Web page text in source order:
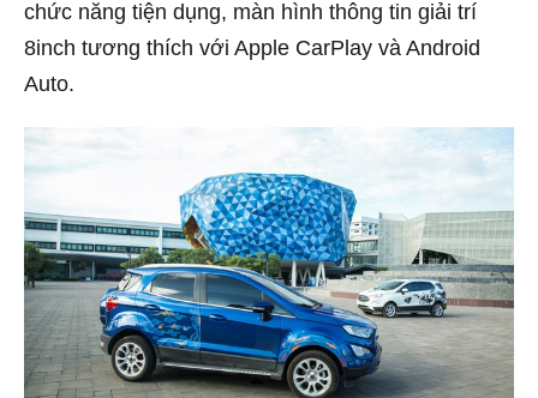
chức năng tiện dụng, màn hình thông tin giải trí
8inch tương thích với Apple CarPlay và Android
Auto.